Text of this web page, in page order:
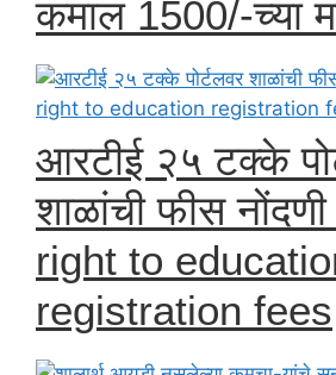
कमाल 1500/-च्या
आरटीई २५ टक्के
शाळांची फीस
right to
registration fees